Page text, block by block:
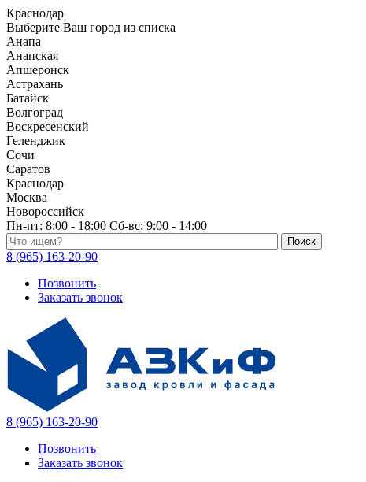
Краснодар
Выберите Ваш город из списка
Анапа
Анапская
Апшеронск
Астрахань
Батайск
Волгоград
Воскресенский
Геленджик
Сочи
Саратов
Краснодар
Москва
Новороссийск
Пн-пт: 8:00 - 18:00 Сб-вс: 9:00 - 14:00
Поиск по каталогу
8 (965) 163-20-90
Позвонить
Заказать звонок
8 (965) 163-20-90
Позвонить
Заказать звонок